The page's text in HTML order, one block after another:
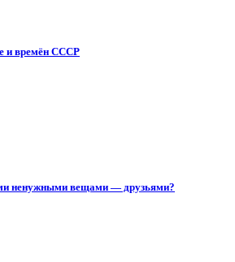
и времён СССР
ненужными вещами — друзьями?